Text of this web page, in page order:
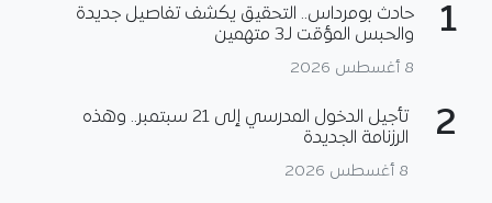
1
حادث بومرداس.. التحقيق يكشف تفاصيل جديدة
والحبس المؤقت لـ3 متهمين
8 أغسطس 2026
2
تأجيل الدخول المدرسي إلى 21 سبتمبر.. وهذه
الرزنامة الجديدة
8 أغسطس 2026